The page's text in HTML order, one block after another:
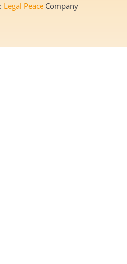
: Legal Peace Company